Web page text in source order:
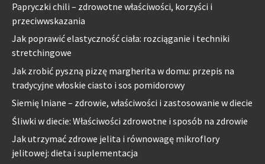
Papryczki chili – zdrowotne właściwości, korzyści i
przeciwwskazania
Jak poprawić elastyczność ciała: rozciąganie i techniki
stretchingowe
Jak zrobić pyszną pizzę margherita w domu: przepis na
tradycyjne włoskie ciasto i sos pomidorowy
Siemię lniane – zdrowie, właściwości i zastosowanie w diecie
Śliwki w diecie: Właściwości zdrowotne i sposób na zdrowie
Jak utrzymać zdrowe jelita i równowagę mikroflory
jelitowej: dieta i suplementacja